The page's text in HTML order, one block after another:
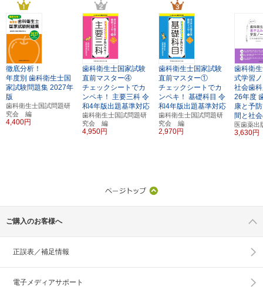
徹底分析！
年度別 歯科衛生士国
家試験問題集 2027年
版
歯科衛生士国試問題研
究会 編
4,400円
歯科衛生士国家試験
直前マスター④
チェックシートでカ
ンペキ！
主要三科 令
和4年版出題基準対応
歯科衛生士国試問題研
究会 編
4,950円
歯科衛生士国家試験
直前マスター①
チェックシートでカ
ンペキ！ 基礎科目 令
和4年版出題基準対応
歯科衛生士国試問題研
究会 編
2,970円
歯科衛
式学習
社会歯
26年度
康と予
間と社
医歯薬
3,630円
ご購入のお客様へ
正誤表／補足情報
電子メディアサポート